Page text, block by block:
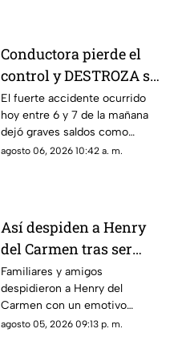
Conductora pierde el
control y DESTROZA su
auto; así fue el FUERTE
ACCIDENTE HOY en
Temozón Norte, Mérida
El fuerte accidente ocurrido
hoy entre 6 y 7 de la mañana
dejó graves saldos como
consecuencia en la zona de
agosto 06, 2026 10:42 a. m.
Así despiden a Henry
del Carmen tras ser
hallado sin vida en la
Mérida-Chetumal tras
varios días
desaparecido
Familiares y amigos
despidieron a Henry del
Carmen con un emotivo
mensaje en redes sociales tras
agosto 05, 2026 09:13 p. m.